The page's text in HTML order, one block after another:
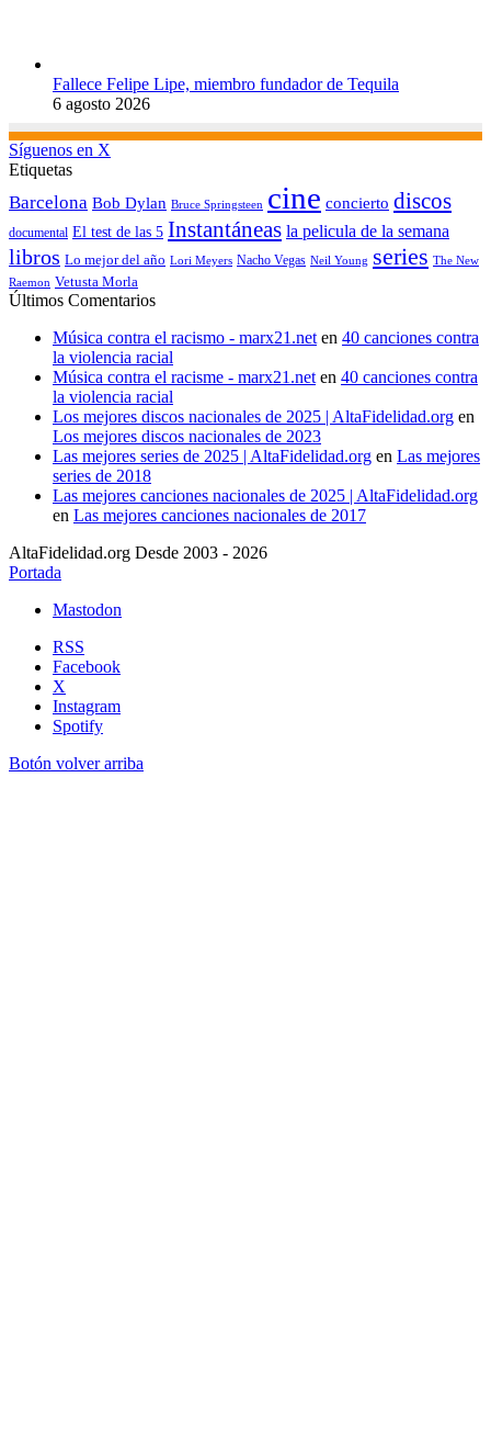
Fallece Felipe Lipe, miembro fundador de Tequila
6 agosto 2026
Síguenos en X
Etiquetas
Barcelona Bob Dylan Bruce Springsteen cine concierto discos
documental El test de las 5 Instantáneas la pelicula de la semana
libros Lo mejor del año Lori Meyers Nacho Vegas Neil Young series The New
Raemon Vetusta Morla
Últimos Comentarios
Música contra el racismo - marx21.net en 40 canciones contra
la violencia racial
Música contra el racisme - marx21.net en 40 canciones contra
la violencia racial
Los mejores discos nacionales de 2025 | AltaFidelidad.org en
Los mejores discos nacionales de 2023
Las mejores series de 2025 | AltaFidelidad.org en Las mejores
series de 2018
Las mejores canciones nacionales de 2025 | AltaFidelidad.org
en Las mejores canciones nacionales de 2017
AltaFidelidad.org Desde 2003 - 2026
Portada
Mastodon
RSS
Facebook
X
Instagram
Spotify
Botón volver arriba